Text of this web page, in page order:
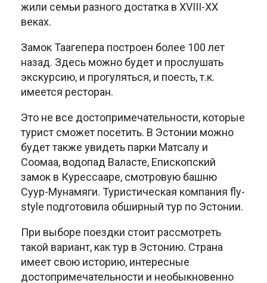
жили семьи разного достатка в XVIII-XX
веках.
Замок Таагепера построен более 100 лет
назад. Здесь можно будет и прослушать
экскурсию, и прогуляться, и поесть, т.к.
имеется ресторан.
Это не все достопримечательности, которые
турист сможет посетить. В Эстонии можно
будет также увидеть парки Матсалу и
Соомаа, водопад Валасте, Епископский
замок в Курессааре, смотровую башню
Суур-Мунамяги. Туристическая компания fly-
style подготовила обширный тур по Эстонии.
При выборе поездки стоит рассмотреть
такой вариант, как тур в Эстонию. Страна
имеет свою историю, интересные
достопримечательности и необыкновенно